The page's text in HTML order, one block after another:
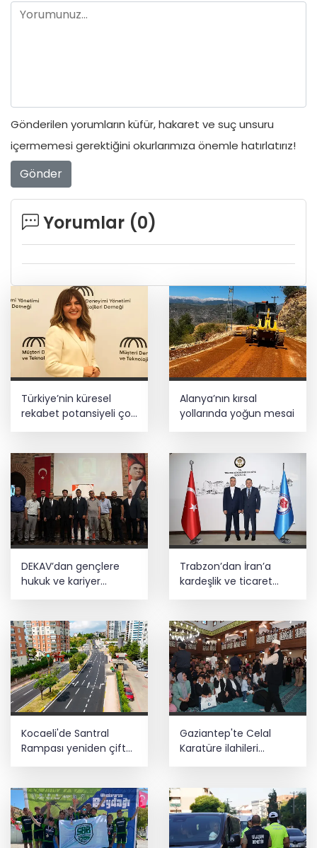
Gönderilen yorumların küfür, hakaret ve suç unsuru
içermemesi gerektiğini okurlarımıza önemle hatırlatırız!
Gönder
Yorumlar (0)
Türkiye’nin küresel
rekabet potansiyeli çok
büyük
Alanya’nın kırsal
yollarında yoğun mesai
DEKAV’dan gençlere
hukuk ve kariyer
Trabzon’dan İran’a
kardeşlik ve ticaret
Kocaeli'de Santral
Rampası yeniden çift
Gaziantep'te Celal
Karatüre ilahileri